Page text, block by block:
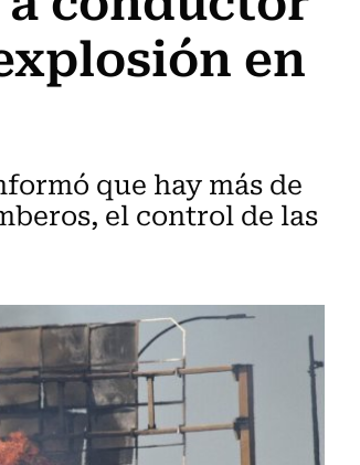
en
que hay más de
el control de las